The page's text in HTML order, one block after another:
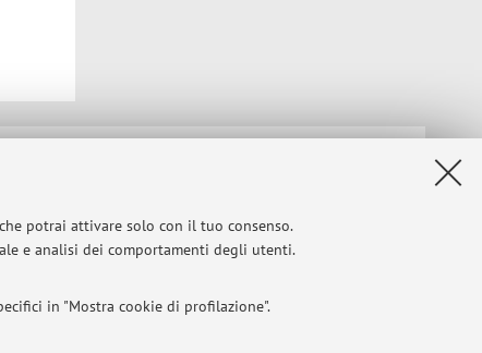
potrai attivare solo con il tuo consenso.
e analisi dei comportamenti degli utenti.
in "Mostra cookie di profilazione".